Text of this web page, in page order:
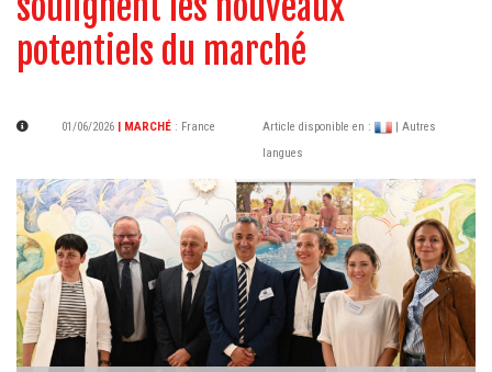
potentiels du marché
01/06/2026 | MARCHÉ : France Article disponible en :
| Autres
langues